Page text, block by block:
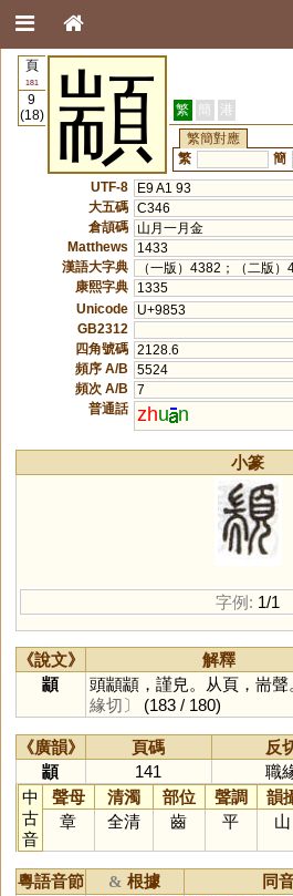
頁
181
9
(18)
顓 繁 簡 港
繁簡對應
繁
簡
UTF-8
E9 A1 93
大五碼 C346
倉頡碼
山月一月金
Matthews
1433
漢語大字典
（一版）4382；（二版）
康熙字典
1335
Unicode
U+9853
GB2312
四角號碼 2128.6
頻序 A/B
5524
頻次 A/B
7
普通話 zhu n
小篆
字例: 1/1
《說文》 解釋
顓
頭顓顓，謹皃。从頁，耑聲
緣切〕
(183 / 180)
《廣韻》 頁碼 反
顓
141
職
中
古
音
聲母 清濁 部位 聲調 韻
章
全清 齒 平 山
粵語音節 & 根據 同